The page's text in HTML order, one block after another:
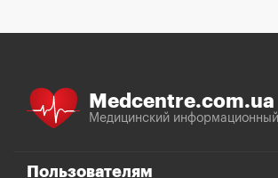
Medcentre.com.ua
Медицинский
Пользователям